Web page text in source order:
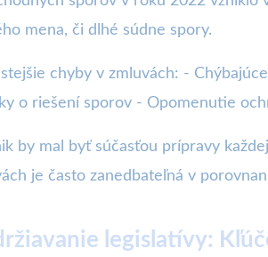
mena, či dlhé súdne spory.
chyby v zmluvách: -
o riešení sporov - Opomenutie
by mal byť súčasťou prípravy
je často zanedbateľná v
legislatívy: